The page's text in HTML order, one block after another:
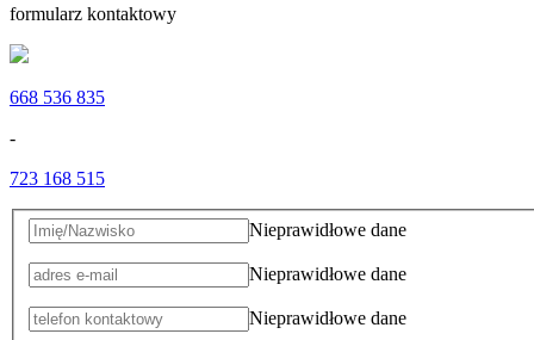
formularz kontaktowy
668 536 835
-
723 168 515
Nieprawidłowe dane
Nieprawidłowe dane
Nieprawidłowe dane